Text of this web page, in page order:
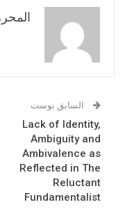
السابق بوست
Lack of Identity,
Ambiguity and
Ambivalence as
Reflected in The
Reluctant
Fundamentalist